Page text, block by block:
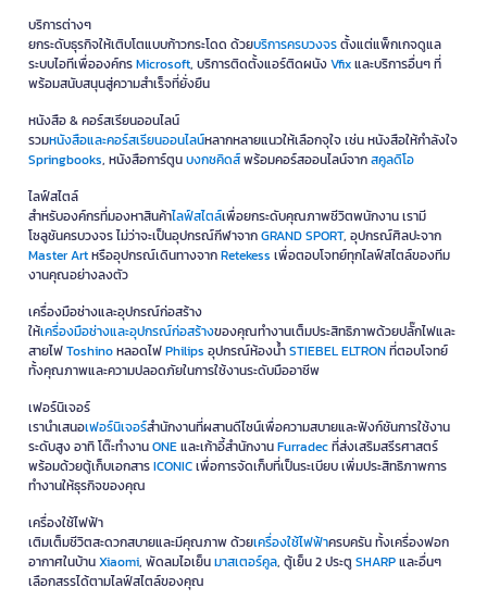
ช้อปง่าย มั่นใจด้วยบริการจัดส่งที่รวดเร็วครอบคลุมทั่วประเทศ พร้อม
รองรับทุกรูปแบบการสั่งซื้อทั้งแบบปลีกและสำหรับลูกค้าองค์กร (B2B) สั่ง
ซื้อวันนี้รับสิทธิพิเศษที่เหนือกว่า อาทิ
โปรโมชั่นล่าสุดและดีลสุดคุ้มได้ที่
OFM Online คือศูนย์รวมสินค้าเพื่อธุรกิจแบบครบวงจร (One-Stop
ครบทุกหมวดหมู่ ตั้งแต่อุปกรณ์เครื่องใช้สำนักงาน, ไอทีและแก็ดเจ็ต,
เฟอร์นิเจอร์, เครื่องใช้ไฟฟ้า ไปจนถึงอุปกรณ์โรงงานและสินค้าไลฟ์สไตล์
มั่นใจในคุณภาพด้วยบริการดูแลลูกค้าอย่างมืออาชีพ พร้อมบริการออกใบ
กับภาษีเต็มรูปแบบ เพื่อความคุ้มค่าและรวดเร็วที่ธุรกิจไว้วางใจ
*เงื่อนไขเป็นไปตามที่บริษัทฯ กำหนด
บริการต่างๆ
ยกระดับธุรกิจให้เติบโตแบบก้าวกระโดด ด้วยบริการครบวงจรตั้งแต่แพ็กเกจดูแล
ระบบไอทีเพื่อองค์กรMicrosoft, บริการติดตั้งแอร์ติดผนังVfixและบริการอื่นๆ ที่
พร้อมสนับสนุนสู่ความสำเร็จที่ยั่งยืน
หนังสือ & คอร์สเรียนออนไลน์
รวมหนังสือและคอร์สเรียนออนไลน์หลากหลายแนวให้เลือกจุใจ เช่น หนังสือให้กำลังใจ
Springbooks, หนังสือการ์ตูนบงกชคิดส์พร้อมคอร์สออนไลน์จากสคูลดิโอ
ไลฟ์สไตล์
สำหรับองค์กรที่มองหาสินค้าไลฟ์สไตล์เพื่อยกระดับคุณภาพชีวิตพนักงาน เรามี
โซลูชันครบวงจร ไม่ว่าจะเป็นอุปกรณ์กีฬาจากGRAND SPORT, อุปกรณ์ศิลปะจาก
Master Artหรืออุปกรณ์เดินทางจากRetekess เพื่อตอบโจทย์ทุกไลฟ์สไตล์ของทีม
งานคุณอย่างลงตัว
เครื่องมือช่างและอุปกรณ์ก่อสร้าง
ให้เครื่องมือช่างและอุปกรณ์ก่อสร้างของคุณทำงานเต็มประสิทธิภาพด้วยปลั๊กไฟและ
สายไฟToshinoหลอดไฟPhilips อุปกรณ์ห้องน้ำSTIEBEL ELTRONที่ตอบโจทย์
ทั้งคุณภาพและความปลอดภัยในการใช้งานระดับมืออาชีพ
เฟอร์นิเจอร์
เรานำเสนอเฟอร์นิเจอร์สำนักงานที่ผสานดีไซน์เพื่อความสบายและฟังก์ชันการใช้งาน
ระดับสูง อาทิ โต๊ะทำงานONEและเก้าอี้สำนักงานFurradecที่ส่งเสริมสรีรศาสตร์
พร้อมด้วยตู้เก็บเอกสารICONICเพื่อการจัดเก็บที่เป็นระเบียบ เพิ่มประสิทธิภาพการ
ทำงานให้ธุรกิจของคุณ
เครื่องใช้ไฟฟ้า
เติมเต็มชีวิตสะดวกสบายและมีคุณภาพ ด้วยเครื่องใช้ไฟฟ้าครบครัน ทั้งเครื่องฟอก
อากาศในบ้านXiaomi, พัดลมไอเย็นมาสเตอร์คูล, ตู้เย็น 2 ประตูSHARPและอื่นๆ
เลือกสรรได้ตามไลฟ์สไตล์ของคุณ